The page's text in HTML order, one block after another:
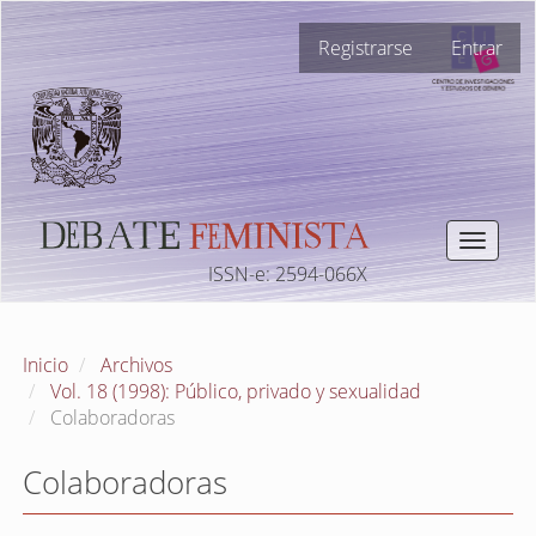
Navegación
principal
Contenido
principal
Barra
lateral
Registrarse Entrar
Toggle
ISSN-e: 2594-066X
Inicio
Archivos
Vol. 18 (1998): Público, privado y sexualidad
Colaboradoras
Colaboradoras